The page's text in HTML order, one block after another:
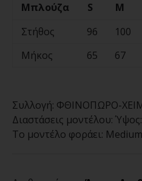
Μπλούζα S M
Στήθος
96 100
Μήκος
65 67
Συλλογή: ΦΘΙΝΟΠΩΡΟ-
Διαστάσεις μοντέλου:
Το μοντέλο φοράει: Medium